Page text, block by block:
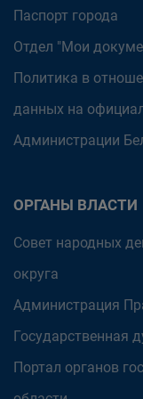
Паспорт города
Отдел "Мои
Политика в
данных на
Администрации
ОРГАНЫ ВЛАСТИ
Совет народных
округа
Администрация
Государственная
Портал органов